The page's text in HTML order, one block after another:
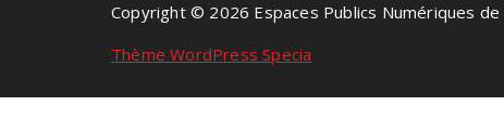
Copyright © 2026 Espaces Publics Numériques
Thème WordPress Specia